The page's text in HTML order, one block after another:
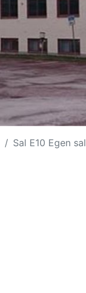
Sal E10 Egen sal